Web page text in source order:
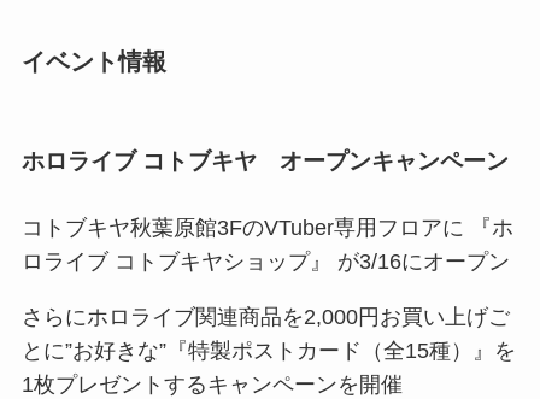
イベント情報
ホロライブ コトブキヤ オープンキャンペーン
コトブキヤ秋葉原館3FのVTuber専用フロアに 『ホ
ロライブ コトブキヤショップ』 が3/16にオープン
さらにホロライブ関連商品を2,000円お買い上げご
とに”お好きな”『特製ポストカード（全15種）』を
1枚プレゼントするキャンペーンを開催